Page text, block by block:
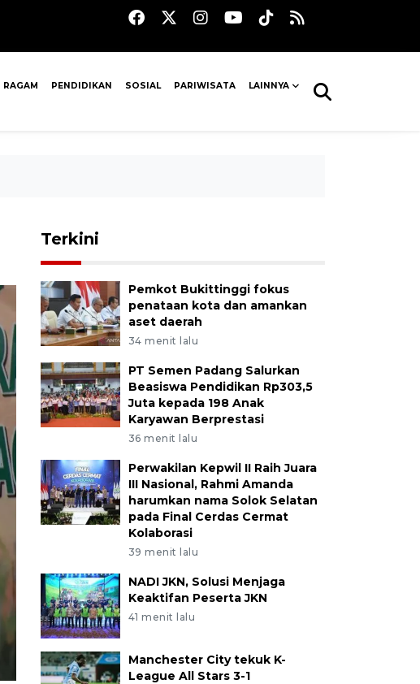
RAGAM PENDIDIKAN SOSIAL PARIWISATA LAINNYA
Terkini
Pemkot Bukittinggi fokus
penataan kota dan amankan
aset daerah
34 menit lalu
PT Semen Padang Salurkan
Beasiswa Pendidikan Rp303,5
Juta kepada 198 Anak
Karyawan Berprestasi
36 menit lalu
Perwakilan Kepwil II Raih Juara
III Nasional, Rahmi Amanda
harumkan nama Solok Selatan
pada Final Cerdas Cermat
Kolaborasi
39 menit lalu
NADI JKN, Solusi Menjaga
Keaktifan Peserta JKN
41 menit lalu
Manchester City tekuk K-
League All Stars 3-1